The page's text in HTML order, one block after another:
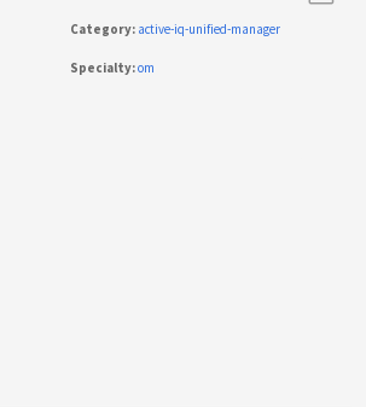
Category: active-iq-unified-manager
Specialty:om